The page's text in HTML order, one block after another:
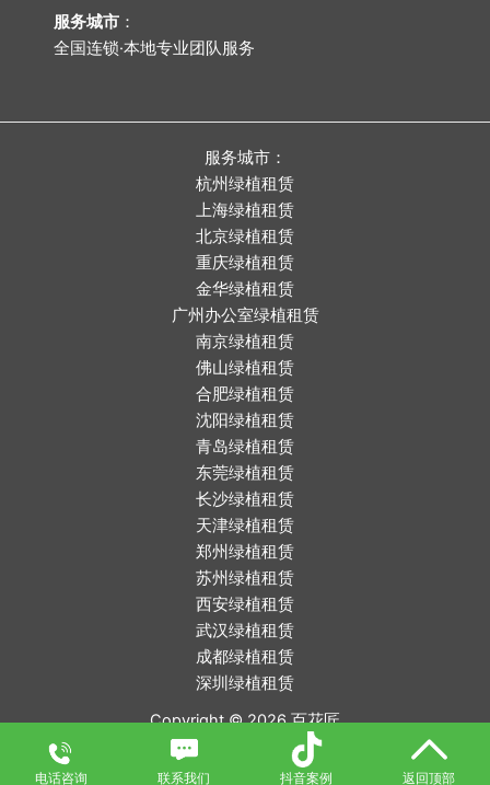
电话咨询 联系我们 抖音案例 返回顶部
服务城市 ：
全国连锁·本地专业团队服务
服务城市：
杭州绿植租赁
上海绿植租赁
北京绿植租赁
重庆绿植租赁
金华绿植租赁
广州办公室绿植租赁
南京绿植租赁
佛山绿植租赁
合肥绿植租赁
沈阳绿植租赁
青岛绿植租赁
东莞绿植租赁
长沙绿植租赁
天津绿植租赁
郑州绿植租赁
苏州绿植租赁
西安绿植租赁
武汉绿植租赁
成都绿植租赁
深圳绿植租赁
Copyright © 2026百花匠
浙江微租网络科技有限公司 备案号： 浙ICP备2022020030号